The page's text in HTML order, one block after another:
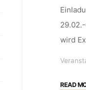
wird
READ